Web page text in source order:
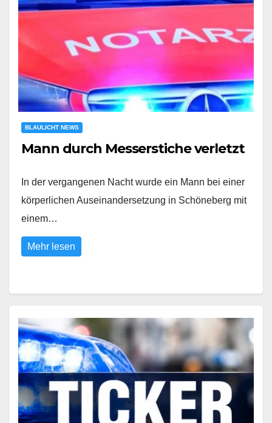
BLAULICHT NEWS
Mann durch Messerstiche verletzt
In der vergangenen Nacht wurde ein Mann bei einer
körperlichen Auseinandersetzung in Schöneberg mit
einem…
Mehr lesen